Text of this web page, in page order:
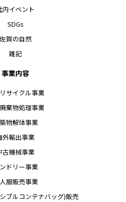
内イベント
SDGs
佐賀の自然
雑記
事業内容
サイクル事業
棄物処理事業
物解体事業
外輸出事業
古機械事業
ドリー事業
服販売事業
ブルコンテナバッグ)販売